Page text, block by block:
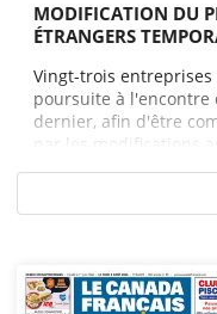
MODIFICATION DU
ÉTRANGERS
Vingt-trois
poursuite à l'encontre
dernier, afin d'être
par les modifications